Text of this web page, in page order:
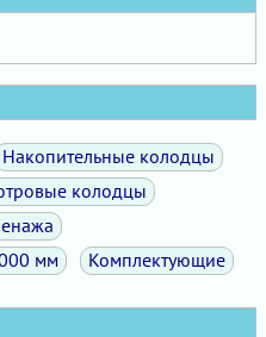
Накопительные колодцы
колодцы
мм
Комплектующие